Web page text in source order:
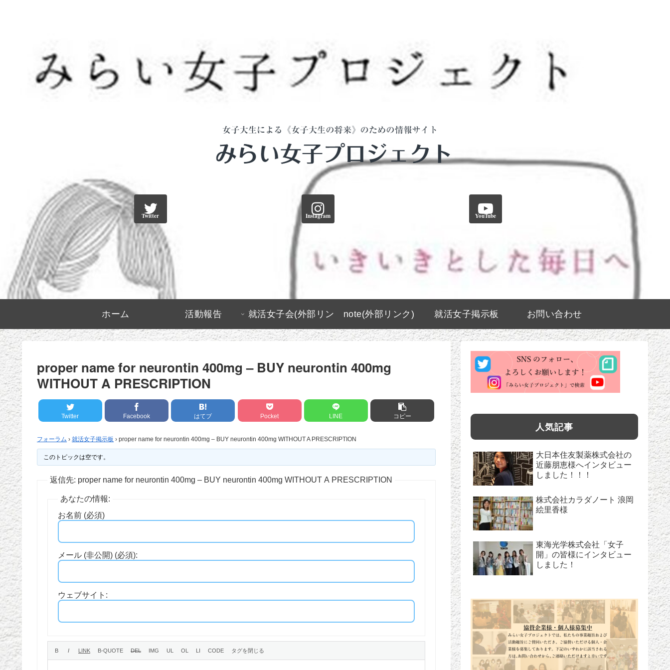
Twitter Instagram YouTube
ホーム 活動報告 就活女子会(外部リン
ク)
note(外部リンク) 就活女子掲示板 お問い合わせ
proper name for neurontin 400mg – BUY neurontin 400mg
WITHOUT A PRESCRIPTION
Twitter Facebook はてブ Pocket LINE コピー
フォーラム › 就活女子掲示板 › proper name for neurontin 400mg – BUY neurontin 400mg WITHOUT A PRESCRIPTION
このトピックは空です。
返信先: proper name for neurontin 400mg – BUY neurontin 400mg WITHOUT A PRESCRIPTION
あなたの情報:
お名前 (必須)
メール (非公開) (必須):
ウェブサイト:
人気記事
大日本住友製薬株式会社の
近藤朋恵様へインタビュー
しました！！！
株式会社カラダノート 浪岡
絵里香様
東海光学株式会社「女子
開」の皆様にインタビュー
しました！